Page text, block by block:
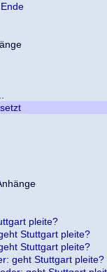
pleite?
Stuttgart pleite?
Stuttgart pleite?
geht Stuttgart pleite?